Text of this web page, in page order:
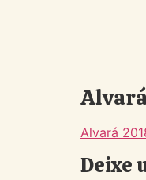
Alvará
Deixe